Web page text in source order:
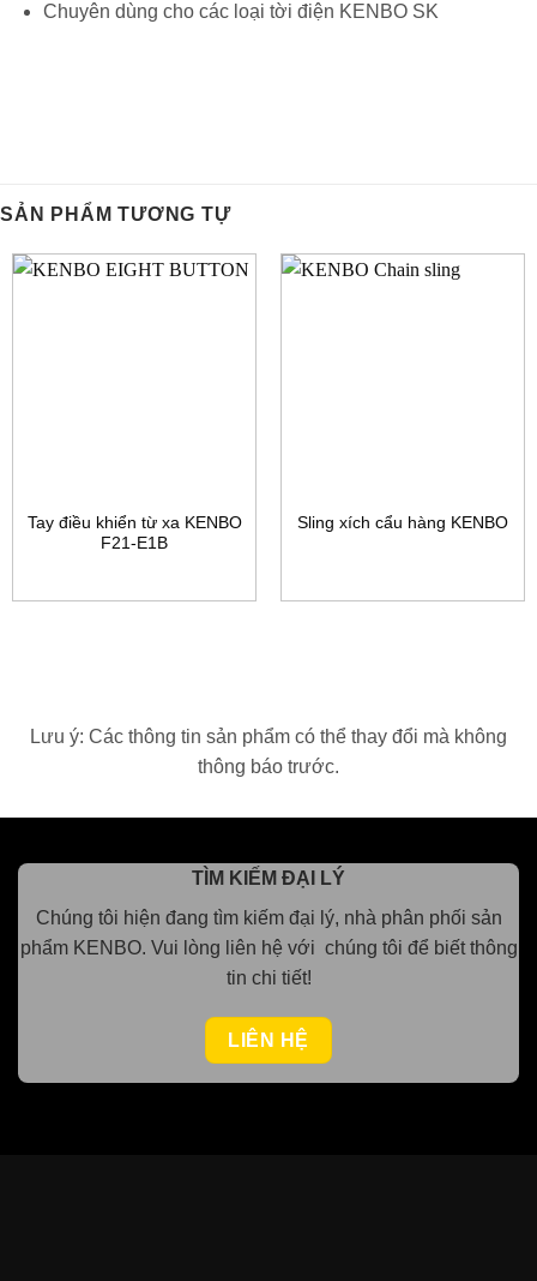
Chuyên dùng cho các loại tời điện KENBO SK
SẢN PHẨM TƯƠNG TỰ
Tay điều khiển từ xa KENBO
F21-E1B
Sling xích cẩu hàng KENBO
Lưu ý: Các thông tin sản phẩm có thể thay đổi mà không
thông báo trước.
TÌM KIẾM ĐẠI LÝ
Chúng tôi hiện đang tìm kiếm đại lý, nhà phân phối sản
phẩm KENBO. Vui lòng liên hệ với chúng tôi để biết thông
tin chi tiết!
LIÊN HỆ